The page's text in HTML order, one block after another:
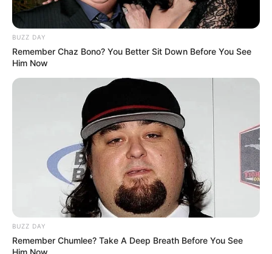
BUZZ DAY
Remember Chaz Bono? You Better Sit Down Before You See
Him Now
BUZZ DAY
Remember Chumlee? Take A Deep Breath Before You See
Him Now